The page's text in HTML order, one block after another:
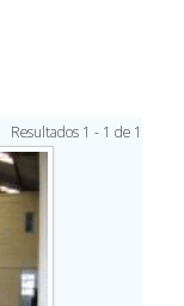
Resultados 1 - 1 de 1